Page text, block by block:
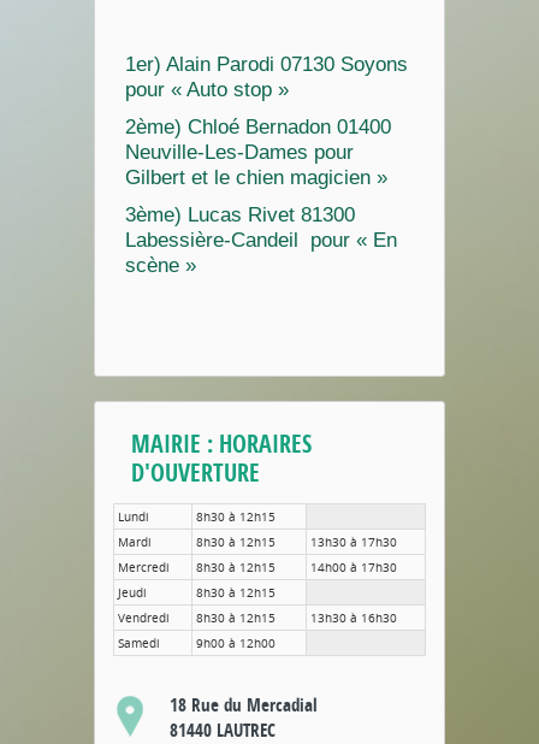
1er) Alain Parodi 07130 Soyons
pour « Auto stop »
2ème) Chloé Bernadon 01400
Neuville-Les-Dames pour
Gilbert et le chien magicien »
3ème) Lucas Rivet 81300
Labessière-Candeil pour « En
scène »
MAIRIE : HORAIRES
D'OUVERTURE
Lundi
8h30 à 12h15
Mardi
8h30 à 12h15
13h30 à 17h30
Mercredi
8h30 à 12h15
14h00 à 17h30
Jeudi
8h30 à 12h15
Vendredi
8h30 à 12h15
13h30 à 16h30
Samedi
9h00 à 12h00
18 Rue du Mercadial
81440 LAUTREC